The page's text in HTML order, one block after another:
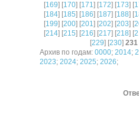
[169] [170] [171] [172] [173] [
[184] [185] [186] [187] [188] [
[199] [200] [201] [202] [203] [
[214] [215] [216] [217] [218] [
[229] [230] 231
Архив по годам: 0000; 2014;
2023; 2024; 2025; 2026;